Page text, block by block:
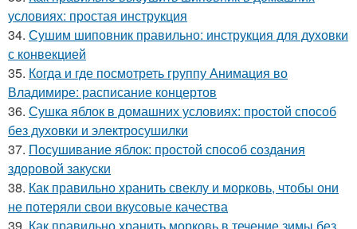
условиях: простая инструкция
34. Сушим шиповник правильно: инструкция для духовки
с конвекцией
35. Когда и где посмотреть группу Анимация во
Владимире: расписание концертов
36. Сушка яблок в домашних условиях: простой способ
без духовки и электросушилки
37. Посушивание яблок: простой способ создания
здоровой закуски
38. Как правильно хранить свеклу и морковь, чтобы они
не потеряли свои вкусовые качества
39. Как правильно хранить морковь в течение зимы без